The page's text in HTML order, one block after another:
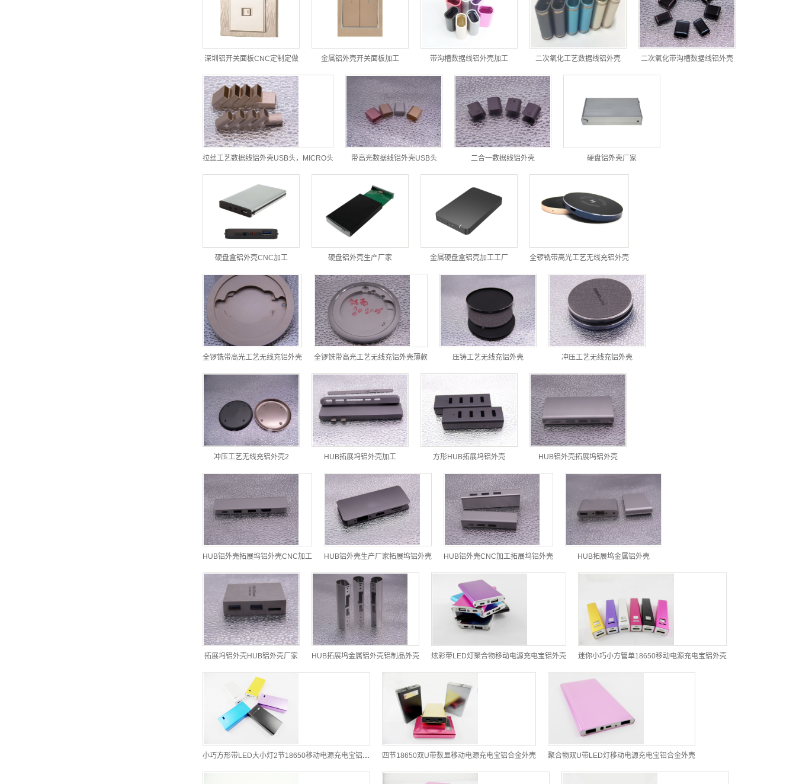
深圳铝开关面板CNC定制定做 金属铝外壳开关面板加工 带沟槽数据线铝外壳加工 二次氧化工艺数据线铝外壳 二次氧化带沟槽数据线铝外壳
拉丝工艺数据线铝外壳USB头，MICRO头 带高光数据线铝外壳USB头 二合一数据线铝外壳 硬盘铝外壳厂家
硬盘盒铝外壳CNC加工 硬盘铝外壳生产厂家 金属硬盘盒铝壳加工工厂 全锣铣带高光工艺无线充铝外壳
全锣铣带高光工艺无线充铝外壳 全锣铣带高光工艺无线充铝外壳薄款 压铸工艺无线充铝外壳 冲压工艺无线充铝外壳
冲压工艺无线充铝外壳2 HUB拓展坞铝外壳加工 方形HUB拓展坞铝外壳 HUB铝外壳拓展坞铝外壳
HUB铝外壳拓展坞铝外壳CNC加工 HUB铝外壳生产厂家拓展坞铝外壳 HUB铝外壳CNC加工拓展坞铝外壳 HUB拓展坞金属铝外壳
拓展坞铝外壳HUB铝外壳厂家 HUB拓展坞金属铝外壳铝制品外壳 炫彩带LED灯聚合物移动电源充电宝铝外壳 迷你小巧小方管单18650移动电源充电宝铝外壳
小巧方形带LED大小灯2节18650移动电源充电宝铝合金外壳(适合礼品) 四节18650双U带数显移动电源充电宝铝合金外壳 聚合物双U带LED灯移动电源充电宝铝合金外壳